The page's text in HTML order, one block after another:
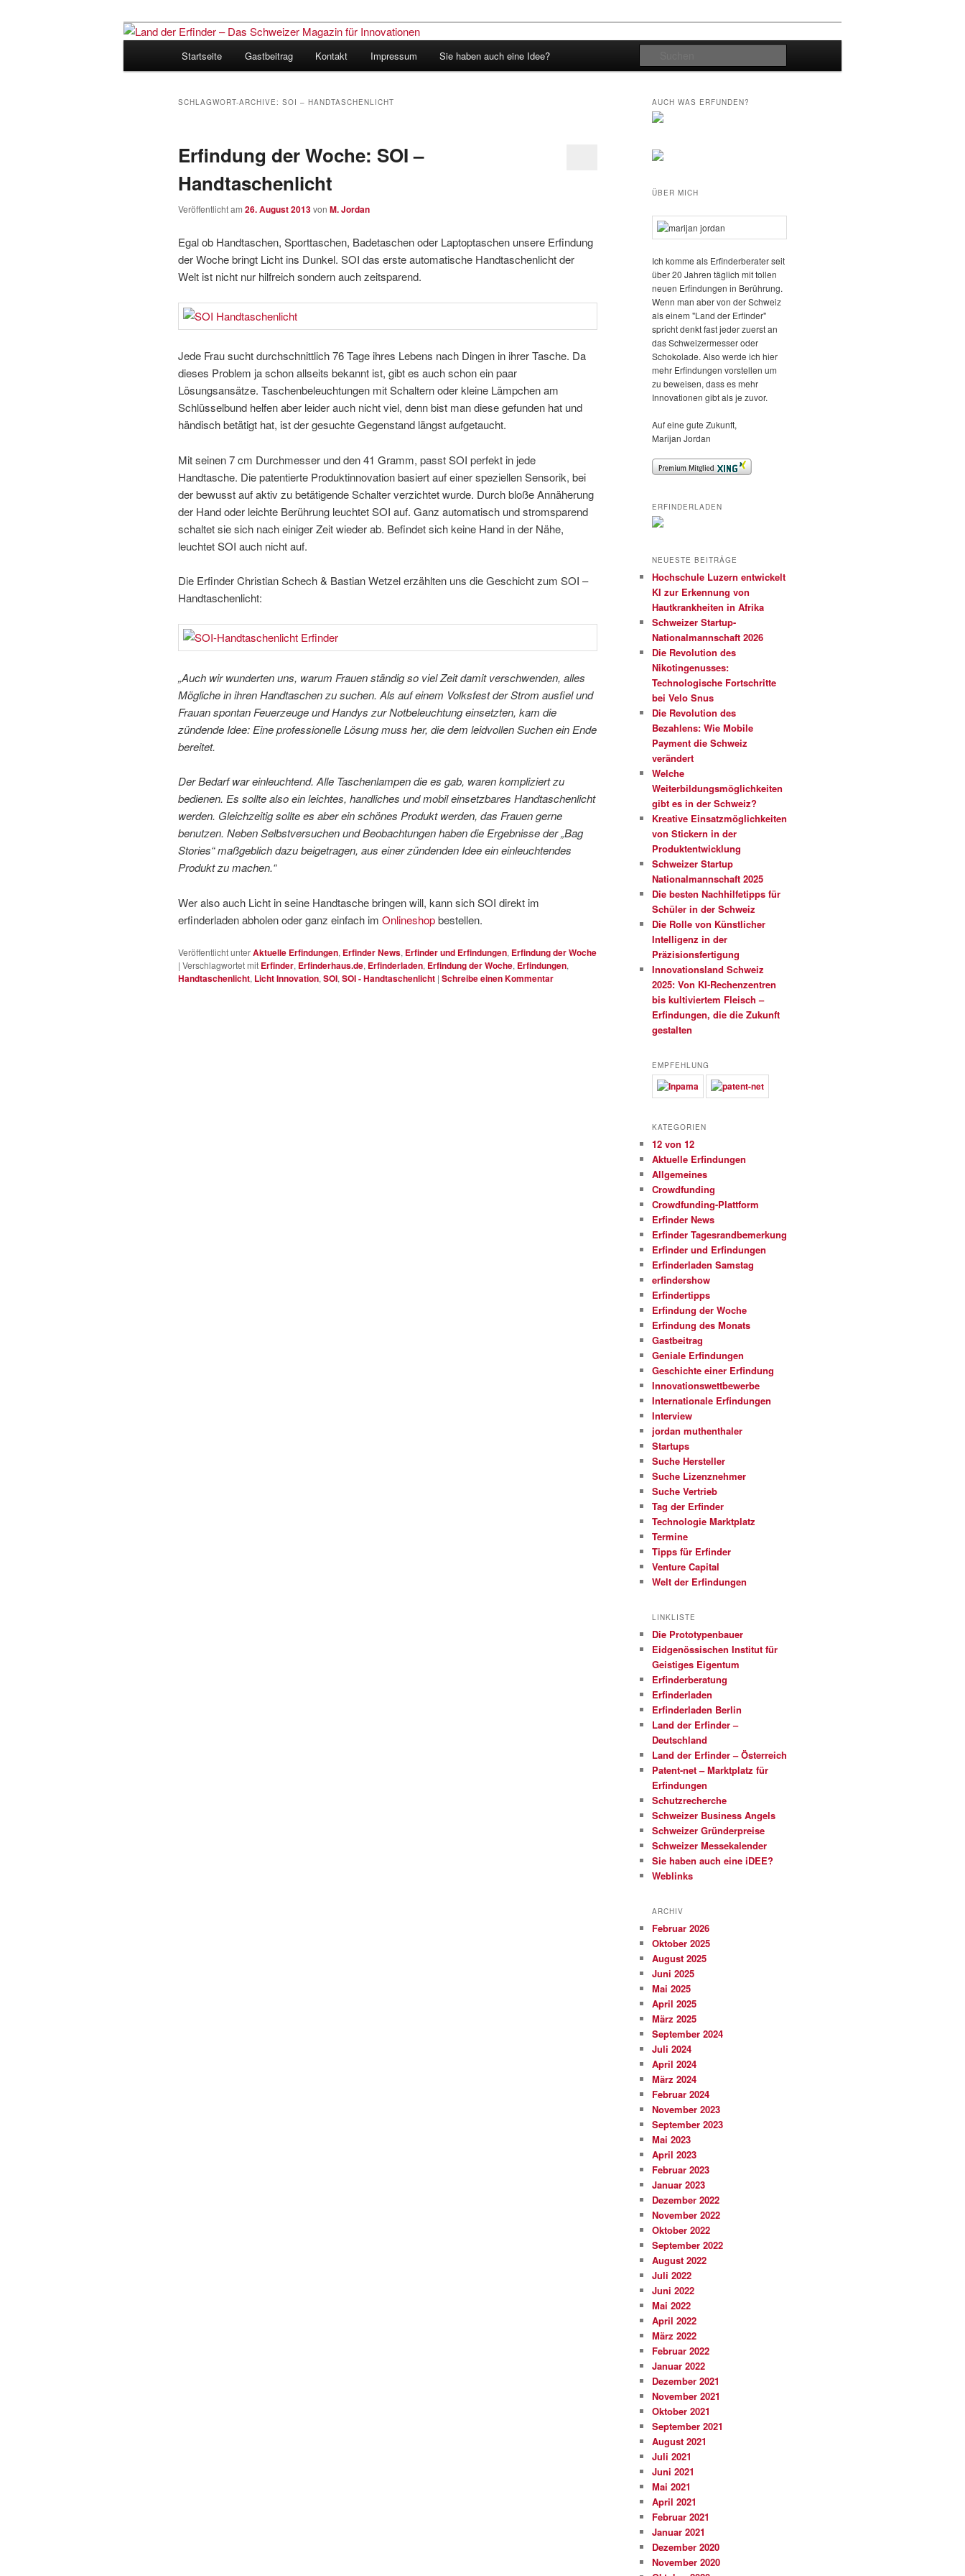
Land der Erfinder – Das Schweizer Magazin
für Innovationen
Startseite Gastbeitrag Kontakt Impressum Sie haben auch eine Idee?
SCHLAGWORT-ARCHIVE: SOI – HANDTASCHENLICHT
Erfindung der Woche: SOI –
Handtaschenlicht
Veröffentlicht am 26. August 2013von M. Jordan
Egal ob Handtaschen, Sporttaschen, Badetaschen oder Laptoptaschen unsere Erfindung
der Woche bringt Licht ins Dunkel. SOI das erste automatische Handtaschenlicht der
Welt ist nicht nur hilfreich sondern auch zeitsparend.
Jede Frau sucht durchschnittlich 76 Tage ihres Lebens nach Dingen in ihrer Tasche. Da
dieses Problem ja schon allseits bekannt ist, gibt es auch schon ein paar
Lösungsansätze. Taschenbeleuchtungen mit Schaltern oder kleine Lämpchen am
Schlüsselbund helfen aber leider auch nicht viel, denn bist man diese gefunden hat und
händisch betätigt hat, ist der gesuchte Gegenstand längst aufgetaucht.
Mit seinen 7 cm Durchmesser und den 41 Gramm, passt SOI perfekt in jede
Handtasche. Die patentierte Produktinnovation basiert auf einer speziellen Sensorik, bei
der bewusst auf aktiv zu betätigende Schalter verzichtet wurde. Durch bloße Annäherung
der Hand oder leichte Berührung leuchtet SOI auf. Ganz automatisch und stromsparend
schaltet sie sich nach einiger Zeit wieder ab. Befindet sich keine Hand in der Nähe,
leuchtet SOI auch nicht auf.
Die Erfinder Christian Schech & Bastian Wetzel erzählten uns die Geschicht zum SOI –
Handtaschenlicht:
„Auch wir wunderten uns, warum Frauen ständig so viel Zeit damit verschwenden, alles
Mögliche in ihren Handtaschen zu suchen. Als auf einem Volksfest der Strom ausfiel und
Frauan spontan Feuerzeuge und Handys zur Notbeleuchtung einsetzten, kam die
zündende Idee: Eine professionelle Lösung muss her, die dem leidvollen Suchen ein Ende
bereitet.
Der Bedarf war einleuchtend. Alle Taschenlampen die es gab, waren kompliziert zu
bedienen. Es sollte also ein leichtes, handliches und mobil einsetzbares Handtaschenlicht
werden. Gleichzeitig sollte es aber ein schönes Produkt werden, das Frauen gerne
benutzen. Neben Selbstversuchen und Beobachtungen haben die Ergebnisse der „Bag
Stories“ maßgeblich dazu beigetragen, aus einer zündenden Idee ein einleuchtendes
Produkt zu machen.“
Wer also auch Licht in seine Handtasche bringen will, kann sich SOI direkt im
erfinderladen abholen oder ganz einfach im Onlineshopbestellen.
Veröffentlicht unterAktuelle Erfindungen, Erfinder News, Erfinder und Erfindungen, Erfindung der Woche
| Verschlagwortet mit Erfinder, Erfinderhaus.de, Erfinderladen, Erfindung der Woche, Erfindungen,
Handtaschenlicht, Licht Innovation, SOI, SOI - Handtaschenlicht | Schreibe einen Kommentar
AUCH WAS ERFUNDEN?
ÜBER MICH
Ich komme als Erfinderberater seit
über 20 Jahren täglich mit tollen
neuen Erfindungen in Berührung.
Wenn man aber von der Schweiz
als einem "Land der Erfinder"
spricht denkt fast jeder zuerst an
das Schweizermesser oder
Schokolade. Also werde ich hier
mehr Erfindungen vorstellen um
zu beweisen, dass es mehr
Innovationen gibt als je zuvor.
Auf eine gute Zukunft,
Marijan Jordan
ERFINDERLADEN
NEUESTE BEITRÄGE
Hochschule Luzern entwickelt
KI zur Erkennung von
Hautkrankheiten in Afrika
Schweizer Startup-
Nationalmannschaft 2026
Die Revolution des
Nikotingenusses:
Technologische Fortschritte
bei Velo Snus
Die Revolution des
Bezahlens: Wie Mobile
Payment die Schweiz
verändert
Welche
Weiterbildungsmöglichkeiten
gibt es in der Schweiz?
Kreative Einsatzmöglichkeiten
von Stickern in der
Produktentwicklung
Schweizer Startup
Nationalmannschaft 2025
Die besten Nachhilfetipps für
Schüler in der Schweiz
Die Rolle von Künstlicher
Intelligenz in der
Präzisionsfertigung
Innovationsland Schweiz
2025: Von KI-Rechenzentren
bis kultiviertem Fleisch –
Erfindungen, die die Zukunft
gestalten
EMPFEHLUNG
KATEGORIEN
12 von 12
Aktuelle Erfindungen
Allgemeines
Crowdfunding
Crowdfunding-Plattform
Erfinder News
Erfinder Tagesrandbemerkung
Erfinder und Erfindungen
Erfinderladen Samstag
erfindershow
Erfindertipps
Erfindung der Woche
Erfindung des Monats
Gastbeitrag
Geniale Erfindungen
Geschichte einer Erfindung
Innovationswettbewerbe
Internationale Erfindungen
Interview
jordan muthenthaler
Startups
Suche Hersteller
Suche Lizenznehmer
Suche Vertrieb
Tag der Erfinder
Technologie Marktplatz
Termine
Tipps für Erfinder
Venture Capital
Welt der Erfindungen
LINKLISTE
Die Prototypenbauer
Eidgenössischen Institut für
Geistiges Eigentum
Erfinderberatung
Erfinderladen
Erfinderladen Berlin
Land der Erfinder –
Deutschland
Land der Erfinder – Österreich
Patent-net – Marktplatz für
Erfindungen
Schutzrecherche
Schweizer Business Angels
Schweizer Gründerpreise
Schweizer Messekalender
Sie haben auch eine iDEE?
Weblinks
ARCHIV
Februar 2026
Oktober 2025
August 2025
Juni 2025
Mai 2025
April 2025
März 2025
September 2024
Juli 2024
April 2024
März 2024
Februar 2024
November 2023
September 2023
Mai 2023
April 2023
Februar 2023
Januar 2023
Dezember 2022
November 2022
Oktober 2022
September 2022
August 2022
Juli 2022
Juni 2022
Mai 2022
April 2022
März 2022
Februar 2022
Januar 2022
Dezember 2021
November 2021
Oktober 2021
September 2021
August 2021
Juli 2021
Juni 2021
Mai 2021
April 2021
Februar 2021
Januar 2021
Dezember 2020
November 2020